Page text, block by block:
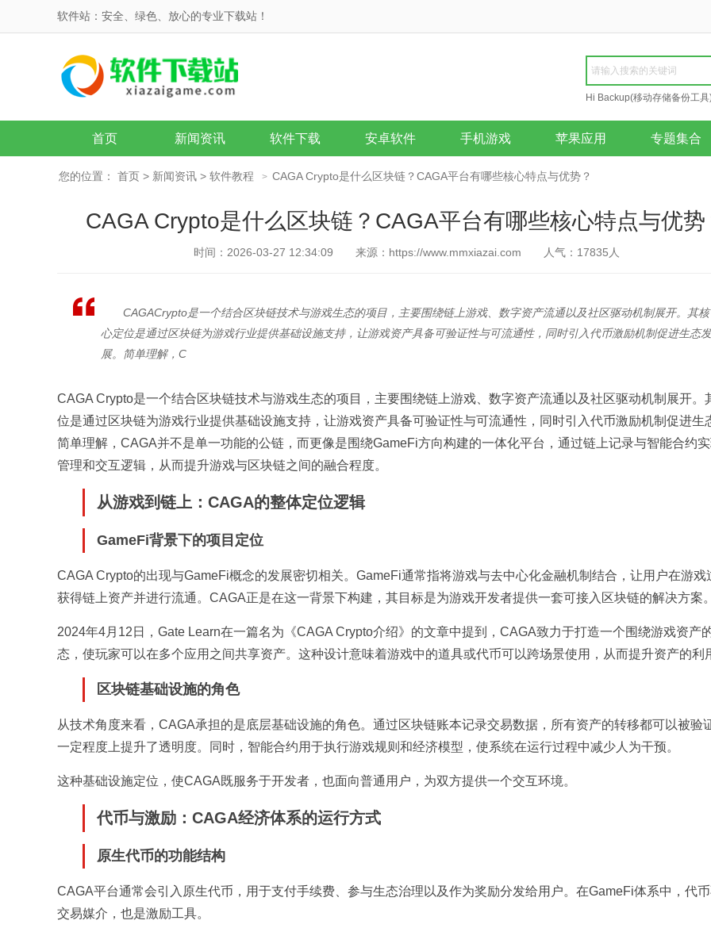
软件站：安全、绿色、放心的专业下载站！
Hi Backup(移动存储备份工具
Repair
首页 新闻资讯 软件下载 安卓软件 手机游戏 苹果应用 专题集合
您的位置： 首页 > 新闻资讯 > 软件教程 > CAGA Crypto是什么区块链？CAGA平台有哪些核心特点与优势？
CAGA Crypto是什么区块链？CAGA平台有哪些核心特点与优势
时间：2026-03-27 12:34:09 来源：https://www.mmxiazai.com 人气： 17835 人
CAGACrypto是一个结合区块链技术与游戏生态的项目，主要围绕链上游戏、数字资产流通以及社区驱动机制展开。其核
心定位是通过区块链为游戏行业提供基础设施支持，让游戏资产具备可验证性与可流通性，同时引入代币激励机制促进生态发
展。简单理解，C
CAGA Crypto是一个结合区块链技术与游戏生态的项目，主要围绕链上游戏、数字资产流通以及社区驱动机制展开。
位是通过区块链为游戏行业提供基础设施支持，让游戏资产具备可验证性与可流通性，同时引入代币激励机制促进生
简单理解，CAGA并不是单一功能的公链，而更像是围绕GameFi方向构建的一体化平台，通过链上记录与智能合约
管理和交互逻辑，从而提升游戏与区块链之间的融合程度。
从游戏到链上：CAGA的整体定位逻辑
GameFi背景下的项目定位
CAGA Crypto的出现与GameFi概念的发展密切相关。GameFi通常指将游戏与去中心化金融机制结合，让用户在游戏
获得链上资产并进行流通。CAGA正是在这一背景下构建，其目标是为游戏开发者提供一套可接入区块链的解决方案。
2024年4月12日，Gate Learn在一篇名为《CAGA Crypto介绍》的文章中提到，CAGA致力于打造一个围绕游戏资产
态，使玩家可以在多个应用之间共享资产。这种设计意味着游戏中的道具或代币可以跨场景使用，从而提升资产的利
区块链基础设施的角色
从技术角度来看，CAGA承担的是底层基础设施的角色。通过区块链账本记录交易数据，所有资产的转移都可以被验
一定程度上提升了透明度。同时，智能合约用于执行游戏规则和经济模型，使系统在运行过程中减少人为干预。
这种基础设施定位，使CAGA既服务于开发者，也面向普通用户，为双方提供一个交互环境。
代币与激励：CAGA经济体系的运行方式
原生代币的功能结构
CAGA平台通常会引入原生代币，用于支付手续费、参与生态治理以及作为奖励分发给用户。在GameFi体系中，代
交易媒介，也是激励工具。